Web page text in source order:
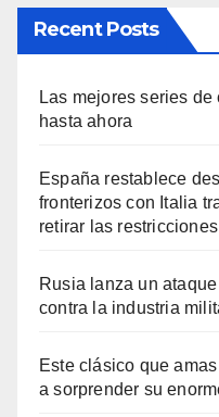
Recent Posts
Las mejores series
hasta ahora
España restablece
fronterizos con Italia
retirar las restricciones
Rusia lanza un
contra la industria
Este clásico que
a sorprender su